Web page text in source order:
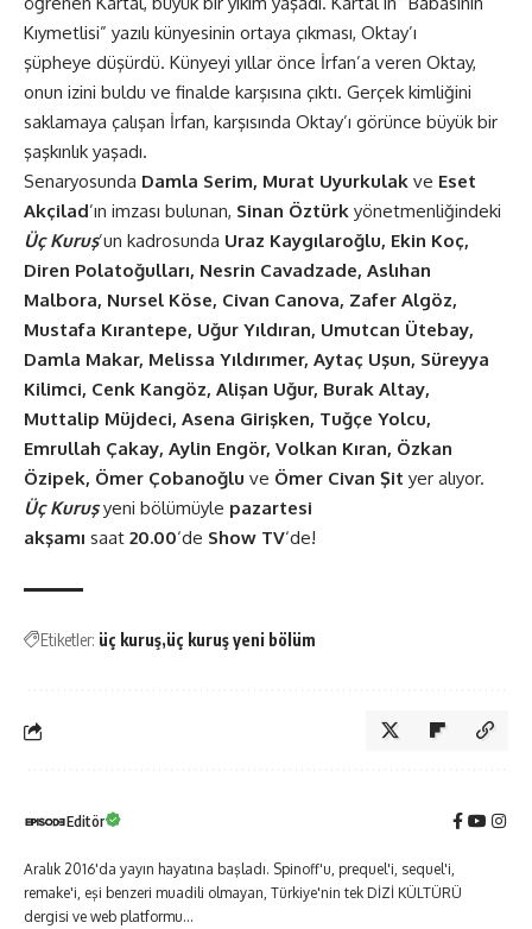
Kıymetlisi” yazılı künyesinin ortaya çıkması, Oktay’ı
şüpheye düşürdü. Künyeyi yıllar önce İrfan’a veren Oktay,
onun izini buldu ve finalde karşısına çıktı. Gerçek kimliğini
saklamaya çalışan İrfan, karşısında Oktay’ı görünce büyük bir
şaşkınlık yaşadı.
Senaryosunda Damla Serim, Murat Uyurkulak ve Eset
Akçilad’ın imzası bulunan, Sinan Öztürk yönetmenliğindeki
Üç Kuruş’un kadrosunda Uraz Kaygılaroğlu, Ekin Koç,
Diren Polatoğulları, Nesrin Cavadzade, Aslıhan
Malbora, Nursel Köse, Civan Canova, Zafer Algöz,
Mustafa Kırantepe, Uğur Yıldıran, Umutcan Ütebay,
Damla Makar, Melissa Yıldırımer, Aytaç Uşun, Süreyya
Kilimci, Cenk Kangöz, Alişan Uğur, Burak Altay,
Muttalip Müjdeci, Asena Girişken, Tuğçe Yolcu,
Emrullah Çakay, Aylin Engör, Volkan Kıran, Özkan
Özipek, Ömer Çobanoğlu ve Ömer Civan Şit yer alıyor.
Üç Kuruş yeni bölümüyle pazartesi
akşamı saat 20.00‘de Show TV‘de!
Etiketler: üç kuruş üç kuruş yeni bölüm
Editör
Aralık 2016'da yayın hayatına başladı. Spinoff'u, prequel'i, sequel'i,
remake'i, eşi benzeri muadili olmayan, Türkiye'nin tek DİZİ KÜLTÜRÜ
dergisi ve web platformu...